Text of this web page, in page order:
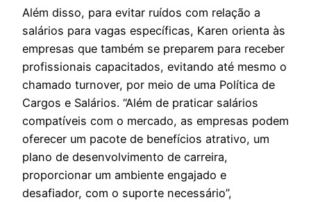
Além disso, para evitar ruídos com relação a
salários para vagas específicas, Karen orienta às
empresas que também se preparem para receber
profissionais capacitados, evitando até mesmo o
chamado turnover, por meio de uma Política de
Cargos e Salários. “Além de praticar salários
compatíveis com o mercado, as empresas podem
oferecer um pacote de benefícios atrativo, um
plano de desenvolvimento de carreira,
proporcionar um ambiente engajado e
desafiador, com o suporte necessário”,